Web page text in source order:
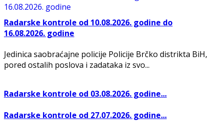
Radarske kontrole od 10.08.2026. godine do
16.08.2026. godine
Jedinica saobraćajne policije Policije Brčko distrikta BiH,
pored ostalih poslova i zadataka iz svo...
Radarske kontrole od 03.08.2026. godine...
Radarske kontrole od 27.07.2026. godine...